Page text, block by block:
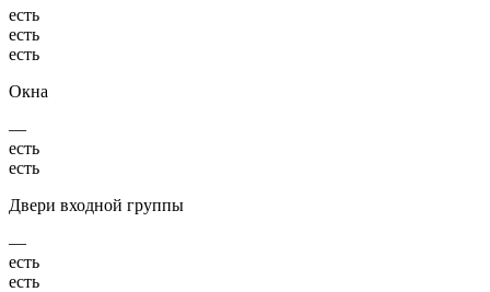
есть
есть
есть
Окна
—
есть
есть
Двери входной группы
—
есть
есть